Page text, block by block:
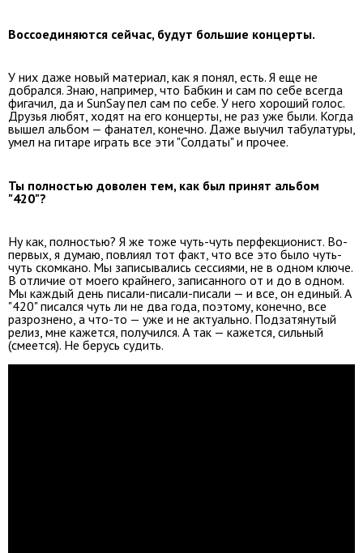
Воссоединяются сейчас, будут большие концерты.
У них даже новый материал, как я понял, есть. Я еще не
добрался. Знаю, например, что Бабкин и сам по себе всегда
фигачил, да и SunSay пел сам по себе. У него хороший голос.
Друзья любят, ходят на его концерты, не раз уже были. Когда
вышел альбом — фанател, конечно. Даже выучил табулатуры,
умел на гитаре играть все эти "Солдаты" и прочее.
Ты полностью доволен тем, как был принят альбом
"420"?
Ну как, полностью? Я же тоже чуть-чуть перфекционист. Во-
первых, я думаю, повлиял тот факт, что все это было чуть-
чуть скомкано. Мы записывались сессиями, не в одном ключе.
В отличие от моего крайнего, записанного от и до в одном.
Мы каждый день писали-писали-писали — и все, он единый. А
"420" писался чуть ли не два года, поэтому, конечно, все
разрознено, а что-то — уже и не актуально. Подзатянутый
релиз, мне кажется, получился. А так — кажется, сильный
(смеется). Не берусь судить.